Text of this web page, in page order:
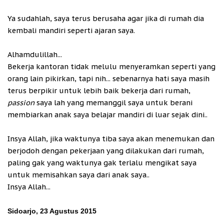
Ya sudahlah, saya terus berusaha agar jika di rumah dia
kembali mandiri seperti ajaran saya.
Alhamdulillah...
Bekerja kantoran tidak melulu menyeramkan seperti yang
orang lain pikirkan, tapi nih... sebenarnya hati saya masih
terus berpikir untuk lebih baik bekerja dari rumah,
passionsaya lah yang memanggil saya untuk berani
membiarkan anak saya belajar mandiri di luar sejak dini..
Insya Allah, jika waktunya tiba saya akan menemukan dan
berjodoh dengan pekerjaan yang dilakukan dari rumah,
paling gak yang waktunya gak terlalu mengikat saya
untuk memisahkan saya dari anak saya..
Insya Allah...
Sidoarjo, 23 Agustus 2015